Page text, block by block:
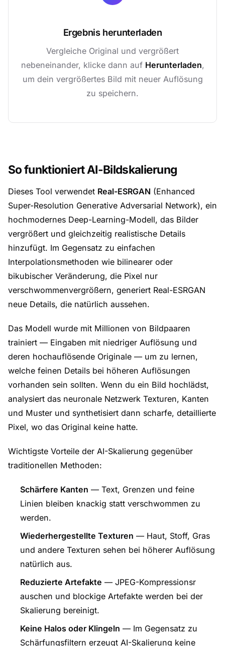
Ergebnis herunterladen
Vergleiche Original und vergrößert
nebeneinander, klicke dann auf Herunterladen,
um dein vergrößertes Bild mit neuer Auflösung
zu speichern.
So funktioniert AI-Bildskalierung
Dieses Tool verwendet Real-ESRGAN (Enhanced
Super-Resolution Generative Adversarial Network), ein
hochmodernes Deep-Learning-Modell, das Bilder
vergrößert und gleichzeitig realistische Details
hinzufügt. Im Gegensatz zu einfachen
Interpolationsmethoden wie bilinearer oder
bikubischer Veränderung, die Pixel nur
verschwommenvergrößern, generiert Real-ESRGAN
neue Details, die natürlich aussehen.
Das Modell wurde mit Millionen von Bildpaaren
trainiert — Eingaben mit niedriger Auflösung und
deren hochauflösende Originale — um zu lernen,
welche feinen Details bei höheren Auflösungen
vorhanden sein sollten. Wenn du ein Bild hochlädst,
analysiert das neuronale Netzwerk Texturen, Kanten
und Muster und synthetisiert dann scharfe, detaillierte
Pixel, wo das Original keine hatte.
Wichtigste Vorteile der AI-Skalierung gegenüber
traditionellen Methoden:
Schärfere Kanten — Text, Grenzen und feine
Linien bleiben knackig statt verschwommen zu
werden.
Wiederhergestellte Texturen — Haut, Stoff, Gras
und andere Texturen sehen bei höherer Auflösung
natürlich aus.
Reduzierte Artefakte — JPEG-Kompressionsr
auschen und blockige Artefakte werden bei der
Skalierung bereinigt.
Keine Halos oder Klingeln — Im Gegensatz zu
Schärfungsfiltern erzeugt AI-Skalierung keine